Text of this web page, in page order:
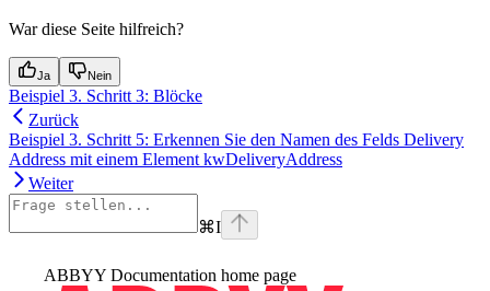
War diese Seite hilfreich?
Ja Nein
Beispiel 3. Schritt 3: Blöcke
Zurück
Beispiel 3. Schritt 5: Erkennen Sie den Namen des Felds Delivery
Address mit einem Element kwDeliveryAddress
Weiter
⌘I
ABBYY Documentation home page